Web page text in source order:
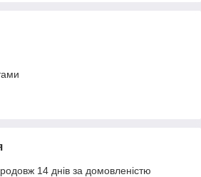
14 днів за домовленістю